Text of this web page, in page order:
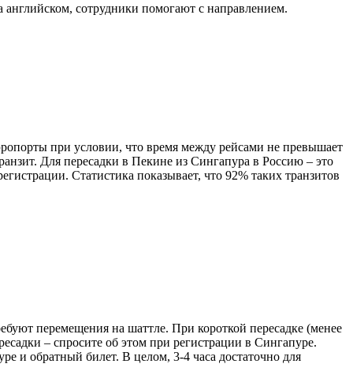
английском, сотрудники помогают с направлением.
при условии, что время между рейсами не превышает
Для пересадки в Пекине из Сингапура в Россию – это
Статистика показывает, что 92% таких транзитов
перемещения на шаттле. При короткой пересадке (менее
– спросите об этом при регистрации в Сингапуре.
и обратный билет. В целом, 3-4 часа достаточно для